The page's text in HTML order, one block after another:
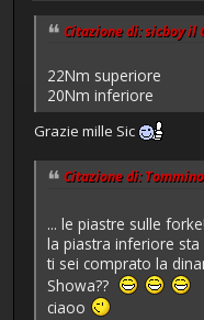
Citazione di: sicboy il
22Nm superiore
20Nm inferiore
Grazie mille Sic
Citazione di:
... le piastre sulle
la piastra inferiore sta
ti sei comprato la
Showa??
ciaoo